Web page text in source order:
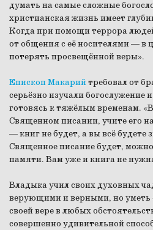
думать на самые сложные
христианская жизнь имеет
Когда при помощи террора
от общения с её носителями — в
потерять просвещённой веры».
Епископ Макарийтребовал от
серьёзно изучали богослужение
готовясь к тяжёлым временам.
Священном писании, учите его
— книг не будет, а вы всё будете
Священное писание будет, можно
памяти. Вам уже и книга не
Владыка учил своих духовных
верующими и верными, но уметь
своей вере в любых
совершенно удивительной